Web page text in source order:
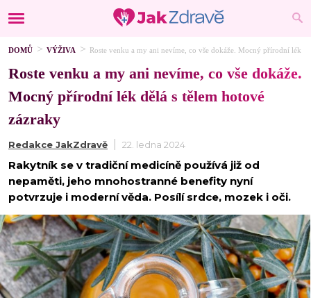
DOMŮ VÝŽIVA Roste venku a my ani nevíme, co vše dokáže. Mocný přírodní lék
Roste venku a my ani nevíme, co vše dokáže.
Mocný přírodní lék dělá s tělem hotové
zázraky
Redakce JakZdravě 22. ledna 2024
Rakytník se v tradiční medicíně používá již od
nepaměti, jeho mnohostranné benefity nyní
potvrzuje i moderní věda. Posílí srdce, mozek i oči.